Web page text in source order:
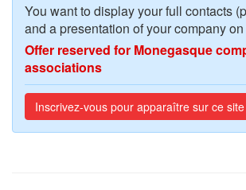
You want to display your full contacts
and a presentation of your company
Offer reserved for Monegasque
associations
Inscrivez-vous pour apparaître sur ce site